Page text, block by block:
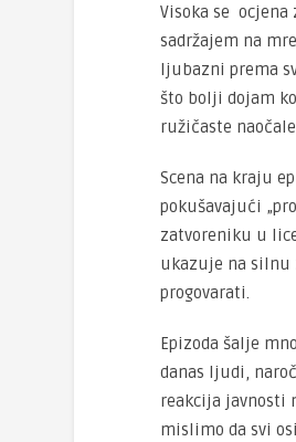
Visoka se
sadržajem na
ljubazni prema
što bolji dojam
ružičaste
Scena na kraju
pokušavajući
zatvoreniku u
ukazuje na silnu
progovarati.
Epizoda šalje
danas ljudi,
reakcija javnosti
mislimo da svi